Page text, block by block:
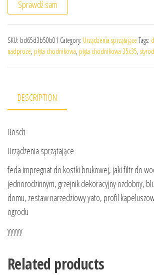
Sprawdź sam
SKU: bd65d3b50b01 Category: Urządzenia sprzątające Tags:
nadproze, płyta chodnikowa, płyta chodnikowa 35x35,
DESCRIPTION
Bosch
Urządzenia sprzątające
feda impregnat do kostki brukowej, jaki filtr do
jednorodzinnym, grzejnik dekoracyjny ozdobny,
domu, zestaw narzedziowy yato, profil
ogrodu
yyyyy
Related products